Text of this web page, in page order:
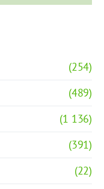
(254)
(489)
(1 136)
(391)
(22)